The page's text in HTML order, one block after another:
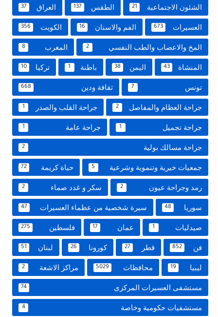
الشئون الاجتماعية 21 الطقس 137 العراق 37
العسيرات 673 الفم والاسنان 16 الكويت 356
المخ والاعصاب والطب النفسي 2 المغرب 8
المنشاة 43 اليمن 38 باطنة 1 تركيا 10
تونس 7 ثقافة ودين 668
جراحة العظام والمفاصل 2 جراحة القلب والصدر 1
جراحة تجميل 1 جراحة عامة 1
جراحة مسالك بولية 2
جمعيات خيرية وتنموية وشرعية 5 حياة كريمة 72
رمد وجراحة عيون 2 سكر و غدد صماء 2
سوريا 48 سيرة شخصية من عظماء العسيرات 47
صيدليات 1 عمان 17 فلسطين 275
فن 852 قطر 27 كورونا 26 لبنان 51
ليبيا 19 محافظات 5029 مراكز الاشعة 2
مستشفى العسيرات المركزى 74
مستشفيات حكومية وخاصة 4